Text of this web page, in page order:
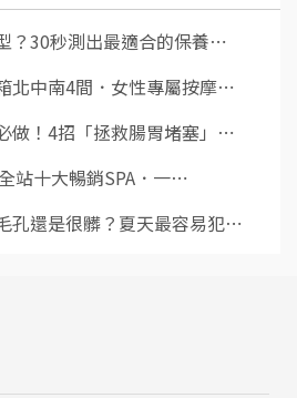
？30秒測出最適合的保養⋯
北中南4間．女性專屬按摩⋯
做！4招「拯救腸胃堵塞」⋯
站十大暢銷SPA．一⋯
孔還是很髒？夏天最容易犯⋯